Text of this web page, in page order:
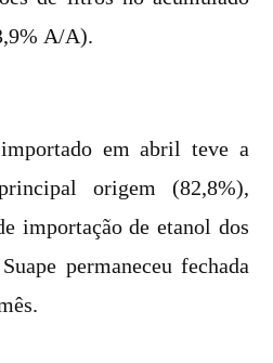
A/A).
em abril teve a
origem (82,8%),
importação de etanol dos
permaneceu fechada